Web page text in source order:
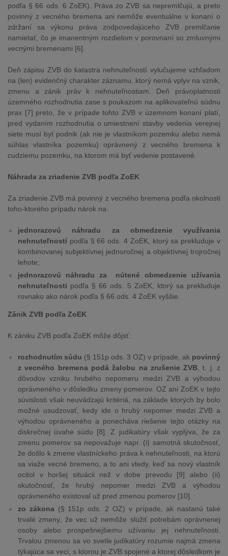
podľa § 66 ods. 6 ZoEK). Práva zo ZVB sa nepremlčujú, a preto
povinný z vecného bremena ani nemôže eventuálne v konaní o
zdržaní sa výkonu práva zodpovedajúceho ZVB premlčanie
namietať, čo je imanentným rozdielom v porovnaní so zmluvnými
vecnými bremenami [6].
Deň zápisu ZVB do katastra nehnuteľností vylučujeme vzhľadom
na (len) evidenčný charakter záznamu, ktorý nemá vplyv na vznik,
zmenu a zánik práv k nehnuteľnostiam. Deň právoplatnosti
územného rozhodnutia zase s poukazom na aplikovateľnú súdnu
prax [7] preto, že v prípade tohto ZVB v územnom konaní platí,
pred vydaním rozhodnutia o umiestnení stavby vedenia verejnej
siete musí byť podnik (ak nie je vlastníkom pozemku alebo nemá
súhlas vlastníka pozemku) oprávnený z vecného bremena k
cudziemu pozemku, na ktorom má byť vedenie postavené.
Náhrada za zriadenie ZVB podľa ZoEK
Za zriadenie ZVB má povinný z vecného bremena podľa okolnosti
toho-ktorého prípadu nárok na:
jednorazovú náhradu za obmedzenie využívania
nehnuteľností podľa § 66 ods. 4 ZoEK, ktorý sa prekluduje v
kombinovanej subjektívnej jednoročnej a objektívnej trojročnej
lehote;
jednorazovú náhradu za nútené obmedzenie užívania
nehnuteľnosti podľa § 66 ods. 5 ZoEK, ktorý sa prekluduje
rovnako ako nárok podľa § 66 ods. 4 ZoEK vyššie.
Zánik ZVB podľa ZoEK
K zániku ZVB podľa ZoEK môže dôjsť:
rozhodnutím súdu (§ 151p ods. 3 OZ) v prípade, ak povinný
z vecného bremena podá žalobu na zrušenie ZVB , t. j. z
dôvodov vzniku hrubého nepomeru medzi ZVB a výhodou
oprávneného v dôsledku zmeny pomerov. OZ ani ZoEK v tejto
súvislosti však neuvádzajú kritériá, na základe ktorých by bolo
možné usudzovať, kedy ide o hrubý nepomer medzi ZVB a
výhodou oprávneného a ponecháva riešenie tejto otázky na
diskrečnej úvahe súdu [8]. Z judikatúry však vyplýva, že za
zmenu pomerov sa nepovažuje napr. (i) samotná skutočnosť,
že došlo k zmene vlastníckeho práva k nehnuteľnosti, na ktorú
sa viaže vecné bremeno, a to ani vtedy, keď sa nový vlastník
ocitol v horšej situácii než v dobe prevodu [9] alebo (ii)
skutočnosť, že hrubý nepomer medzi ZVB a výhodou
oprávneného existoval už pred zmenou pomerov [10].
zo zákona (§ 151p ods. 2 OZ) v prípade, ak nastanú také
trvalé zmeny, že vec už nemôže slúžiť potrebám oprávnenej
osoby alebo prospešnejšiemu užívaniu jej nehnuteľnosti.
Trvalou zmenou sa vo svetle judikatúry rozumie najmä zmena
týkajúca sa veci, s ktorou je ZVB spojené a ktorej dôsledkom je